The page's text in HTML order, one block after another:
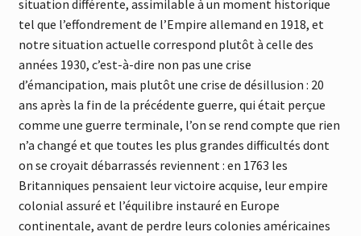
situation différente, assimilable à un moment historique
tel que l’effondrement de l’Empire allemand en 1918, et
notre situation actuelle correspond plutôt à celle des
années 1930, c’est-à-dire non pas une crise
d’émancipation, mais plutôt une crise de désillusion : 20
ans après la fin de la précédente guerre, qui était perçue
comme une guerre terminale, l’on se rend compte que rien
n’a changé et que toutes les plus grandes difficultés dont
on se croyait débarrassés reviennent : en 1763 les
Britanniques pensaient leur victoire acquise, leur empire
colonial assuré et l’équilibre instauré en Europe
continentale, avant de perdre leurs colonies américaines